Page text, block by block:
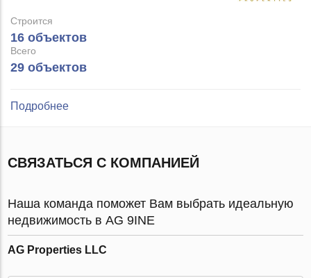
Строится
16 объектов
Всего
29 объектов
Подробнее
СВЯЗАТЬСЯ С КОМПАНИЕЙ
Наша команда поможет Вам выбрать идеальную
недвижимость в AG 9INE
AG Properties LLC